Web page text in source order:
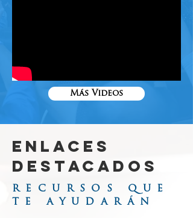
Más Videos
ENLACES
DESTACADOS
RECURSOS QUE
TE AYUDARÁN